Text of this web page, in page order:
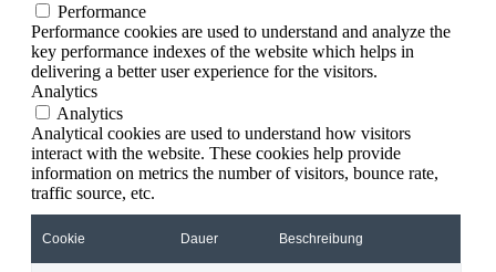
Performance
Performance cookies are used to understand and analyze the
key performance indexes of the website which helps in
delivering a better user experience for the visitors.
Analytics
Analytics
Analytical cookies are used to understand how visitors
interact with the website. These cookies help provide
information on metrics the number of visitors, bounce rate,
traffic source, etc.
Cookie Dauer Beschreibung